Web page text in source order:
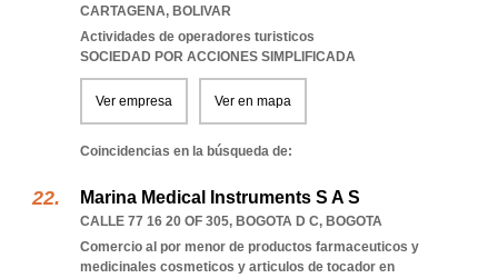
CARTAGENA, BOLIVAR
Actividades de operadores turisticos
SOCIEDAD POR ACCIONES SIMPLIFICADA
Ver empresa Ver en mapa
Coincidencias en la búsqueda de:
Marina Medical Instruments S A S
CALLE 77 16 20 OF 305, BOGOTA D C, BOGOTA
Comercio al por menor de productos farmaceuticos y
medicinales cosmeticos y articulos de tocador en